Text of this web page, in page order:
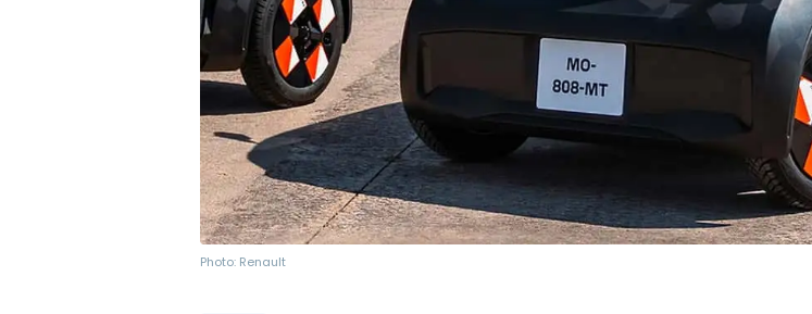
Photo: Renault